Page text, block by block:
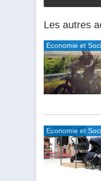
Les autres
Economie et
Economie et